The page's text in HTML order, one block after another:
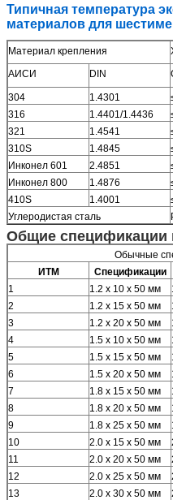
Типичная температура
материалов для
Материал крепления
АИСИ
DIN
304 1.4301
316
1.4401/1.4436
321
1.4541
310S
1.4845
Инконел 601
2.4851
Инконел 800
1.4876
410S
1.4001
Углеродистая сталь
Общие спецификации
Обычные
ИТМ
Спецификации
1
1.2 х 10 х 50 мм
2
1.2 х 15 х 50 мм
3
1.2 х 20 х 50 мм
4
1.5 х 10 х 50 мм
5
1.5 х 15 х 50 мм
6
1.5 х 20 х 50 мм
7
1.8 х 15 х 50 мм
8
1.8 х 20 х 50 мм
9
1.8 х 25 х 50 мм
10
2.0 х 15 х 50 мм
11
2.0 х 20 х 50 мм
12
2.0 х 25 х 50 мм
13
2.0 х 30 х 50 мм